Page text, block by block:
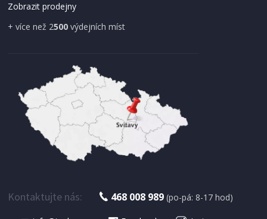
179 Kč
Zobrazit prodejny
+ více než 2500 výdejních míst
Kontaktujte nás: 468 008 989 (po-pá: 8-17 hod)